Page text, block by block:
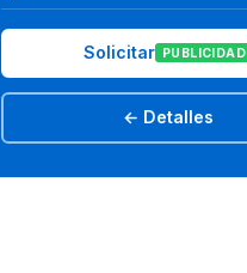
Solicitar PUBLICIDAD
← Detalles